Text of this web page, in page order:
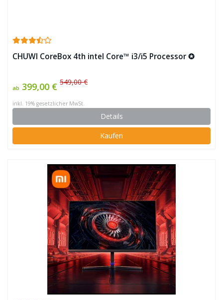
CHUWI CoreBox 4th intel Core™ i3/i5 Processor ✪
ab 399,00 € 549,00 €
inkl. 19% gesetzlicher MwSt.
Details
Kaufen